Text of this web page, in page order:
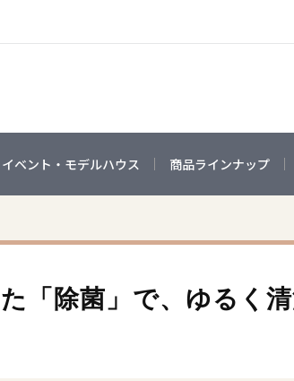
イベント・モデルハウス 商品ラインナップ
「除菌」で、ゆるく